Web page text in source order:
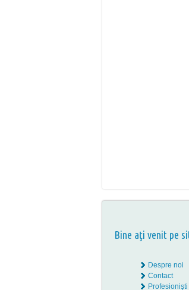
Bine aţi venit pe
Despre noi
Contact
Profesionişti